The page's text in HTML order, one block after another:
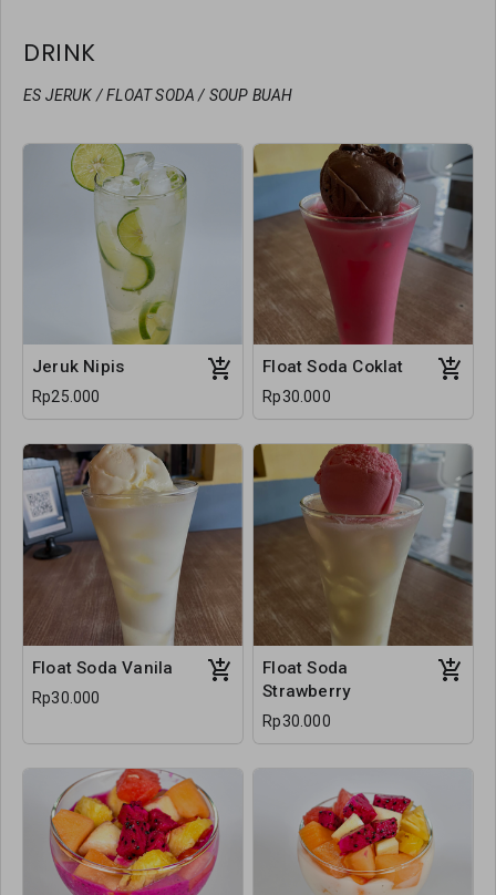
DRINK
ES JERUK / FLOAT SODA / SOUP BUAH
Jeruk Nipis
Rp25.000
Float Soda Coklat
Rp30.000
Float Soda Vanila
Rp30.000
Float Soda
Strawberry
Rp30.000